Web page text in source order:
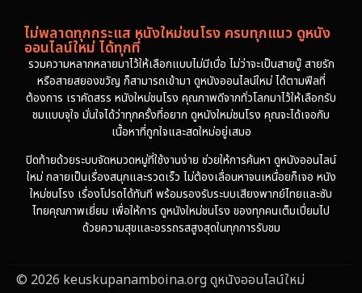
ไม่พลาดทุกกระแส หนังใหม่ชนโรง ครบทุกแนว ดูหนัง
ออนไลน์ใหม่ ได้ทุกที่
รวมความหลากหลายมาไว้ให้เลือกแบบไม่มีเบื่อ ไม่ว่าจะเป็นสายบู๊ สายรัก
หรือสายสยองขวัญ ก็สามารถเข้ามา ดูหนังออนไลน์ใหม่ ได้ตามฟีลที่
ต้องการ เราคัดสรร หนังใหม่ชนโรง คุณภาพดีจากทั่วโลกมาไว้ให้เลือกรับ
ชมแบบจุใจ มั่นใจได้ว่าทุกครั้งที่อยาก ดูหนังใหม่ชนโรง คุณจะได้เจอกับ
เนื้อหาที่ถูกใจและสดใหม่อยู่เสมอ
ปิดท้ายด้วยระบบจัดหมวดหมู่ที่ใช้งานง่าย ช่วยให้การค้นหา ดูหนังออนไลน์
ใหม่ กลายเป็นเรื่องสนุกและรวดเร็ว ไม่ต้องเลื่อนหาจนเหนื่อยก็เจอ หนัง
ใหม่ชนโรง เรื่องโปรดได้ทันที พร้อมรองรับระบบเสียงพากย์ไทยและซับ
ไทยคุณภาพเยี่ยม เพื่อให้การ ดูหนังใหม่ชนโรง ของทุกคนเต็มเปี่ยมไป
ด้วยความสุขและอรรถรสสูงสุดในทุกการรับชม
© 2026 keuskupanamboina.org ดูหนังออนไลน์ใหม่